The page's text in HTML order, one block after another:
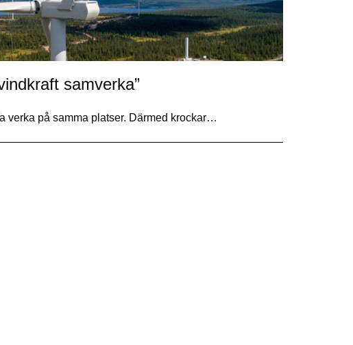
samverka”
verka på samma platser. Därmed krockar…